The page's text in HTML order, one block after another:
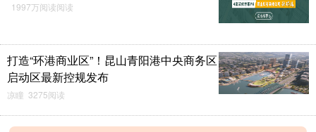
1997万阅读阅读
打造“环港商业区”！昆山青阳港中央商务区
启动区最新控规发布
凉瞳 3275阅读